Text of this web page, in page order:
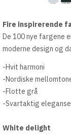
Fire inspirerende
De 100 nye fargene
moderne design og
-Hvit harmoni
-Nordiske
-Flotte grå
-Svartaktig eleganse
White delight